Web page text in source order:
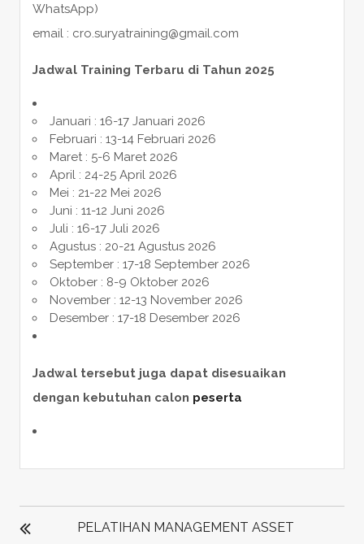
WhatsApp)
email : cro.suryatraining@gmail.com
Jadwal Training Terbaru di Tahun 2025
Januari : 16-17 Januari 2026
Februari : 13-14 Februari 2026
Maret : 5-6 Maret 2026
April : 24-25 April 2026
Mei : 21-22 Mei 2026
Juni : 11-12 Juni 2026
Juli : 16-17 Juli 2026
Agustus : 20-21 Agustus 2026
September : 17-18 September 2026
Oktober : 8-9 Oktober 2026
November : 12-13 November 2026
Desember : 17-18 Desember 2026
Jadwal tersebut juga dapat disesuaikan
dengan kebutuhan calon peserta
POST
NAVIGATIONPELATIHAN MANAGEMENT ASSET